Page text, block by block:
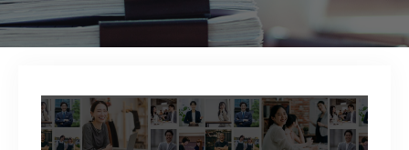
補助金と融資